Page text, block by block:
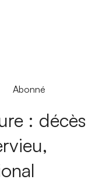
Abonné
: décès